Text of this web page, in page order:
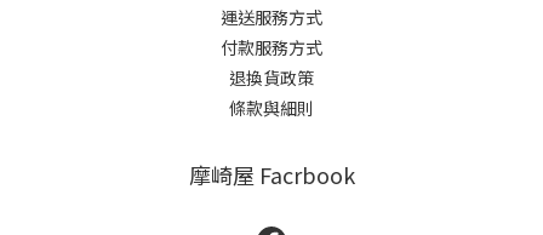
運送服務方式
付款服務方式
退換貨政策
條款與細則
摩崎屋 Facrbook